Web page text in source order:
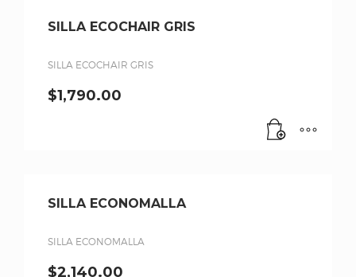
SILLA ECOCHAIR GRIS
SILLA ECOCHAIR GRIS
$1,790.00
SILLA ECONOMALLA
SILLA ECONOMALLA
$2,140.00